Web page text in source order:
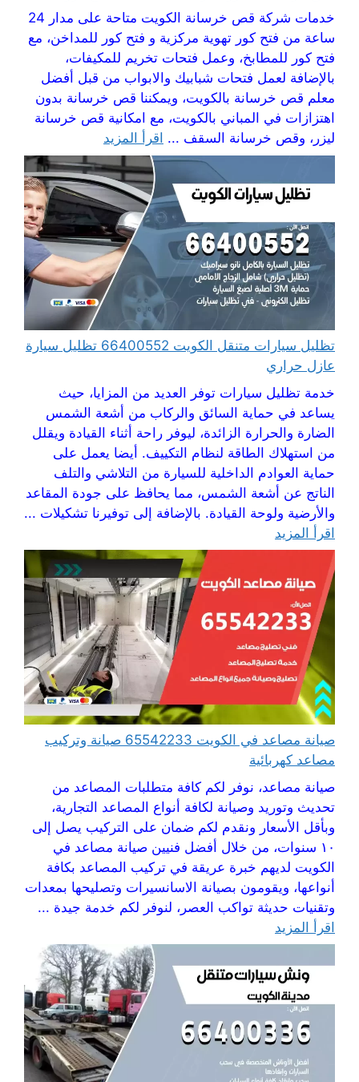
خدمات شركة قص خرسانة الكويت متاحة على مدار 24
ساعة من فتح كور تهوية مركزية و فتح كور للمداخن، مع
فتح كور للمطابخ، وعمل فتحات تخريم للمكيفات،
بالإضافة لعمل فتحات شبابيك والابواب من قبل أفضل
معلم قص خرسانة بالكويت، ويمكننا قص خرسانة بدون
اهتزازات في المباني بالكويت، مع امكانية قص خرسانة
ليزر، وقص خرسانة السقف ... اقرأ المزيد
تظليل سيارات متنقل الكويت 66400552 تظليل سيارة
عازل حراري
خدمة تظليل سيارات توفر العديد من المزايا، حيث
يساعد في حماية السائق والركاب من أشعة الشمس
الضارة والحرارة الزائدة، ليوفر راحة أثناء القيادة ويقلل
من استهلاك الطاقة لنظام التكييف. أيضا يعمل على
حماية العوادم الداخلية للسيارة من التلاشي والتلف
الناتج عن أشعة الشمس، مما يحافظ على جودة المقاعد
والأرضية ولوحة القيادة. بالإضافة إلى توفيرنا تشكيلات ...
اقرأ المزيد
صيانة مصاعد في الكويت 65542233 صيانة وتركيب
مصاعد كهربائية
صيانة مصاعد، نوفر لكم كافة متطلبات المصاعد من
تحديث وتوريد وصيانة لكافة أنواع المصاعد التجارية،
وبأقل الأسعار ونقدم لكم ضمان على التركيب يصل إلى
١٠ سنوات، من خلال أفضل فنيين صيانة مصاعد في
الكويت لديهم خبرة عريقة في تركيب المصاعد بكافة
أنواعها، ويقومون بصيانة الاسانسيرات وتصليحها بمعدات
وتقنيات حديثة تواكب العصر، لنوفر لكم خدمة جيدة ...
اقرأ المزيد